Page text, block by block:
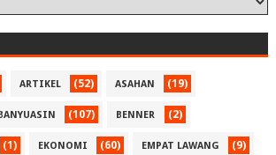
ARTIKEL (52) ASAHAN (19)
(107) BENNER (2)
(1) EKONOMI (60) EMPAT LAWANG (9)